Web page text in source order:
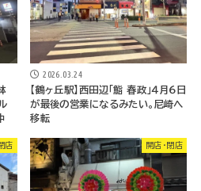
2026.03.24
【鶴ヶ丘駅】西田辺「鮨 春政」４月６日
が最後の営業になるみたい。尼崎へ
移転
店 開店・閉店